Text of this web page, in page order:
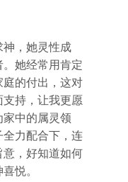
，她灵性成
她经常用肯定
的付出，这对
持，让我更愿
中的属灵领
力配合下，连
，好知道如何
悦。